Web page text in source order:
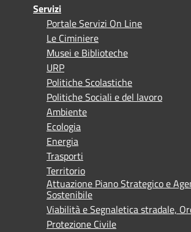
Servizi
Portale Servizi On Line
Le Ciminiere
Musei e Biblioteche
URP
Politiche Scolastiche
Politiche Sociali e del lavoro
Ambiente
Ecologia
Energia
Trasporti
Territorio
Attuazione Piano Strategico e
Sostenibile
Viabilità e Segnaletica stradale,
Protezione Civile